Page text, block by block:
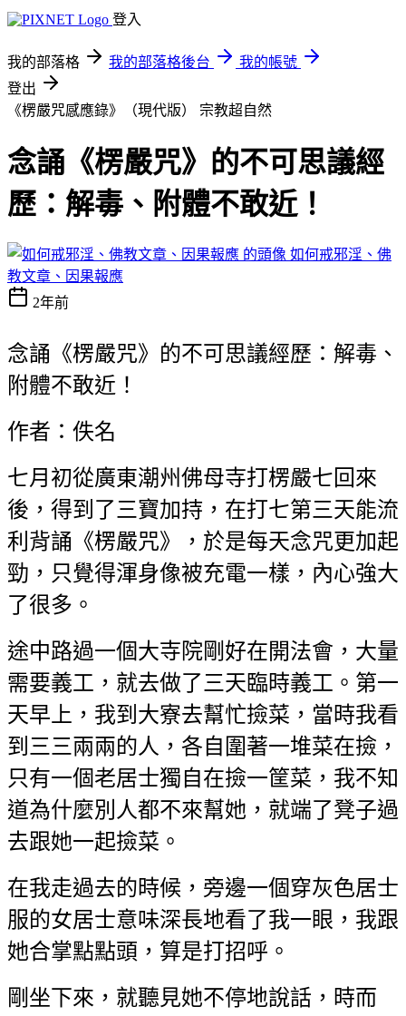
登入
我的部落格 我的部落格後台
我的帳號
登出
《楞嚴咒感應錄》（現代版） 宗教超自然
念誦《楞嚴咒》的不可思議經
歷：解毒、附體不敢近！
如何戒邪淫、佛
教文章、因果報應
2年前
念誦《楞嚴咒》的不可思議經歷：解毒、
附體不敢近！
作者：佚名
七月初從廣東潮州佛母寺打楞嚴七回來
後，得到了三寶加持，在打七第三天能流
利背誦《楞嚴咒》，於是每天念咒更加起
勁，只覺得渾身像被充電一樣，內心強大
了很多。
途中路過一個大寺院剛好在開法會，大量
需要義工，就去做了三天臨時義工。第一
天早上，我到大寮去幫忙撿菜，當時我看
到三三兩兩的人，各自圍著一堆菜在撿，
只有一個老居士獨自在撿一筐菜，我不知
道為什麼別人都不來幫她，就端了凳子過
去跟她一起撿菜。
在我走過去的時候，旁邊一個穿灰色居士
服的女居士意味深長地看了我一眼，我跟
她合掌點點頭，算是打招呼。
剛坐下來，就聽見她不停地說話，時而